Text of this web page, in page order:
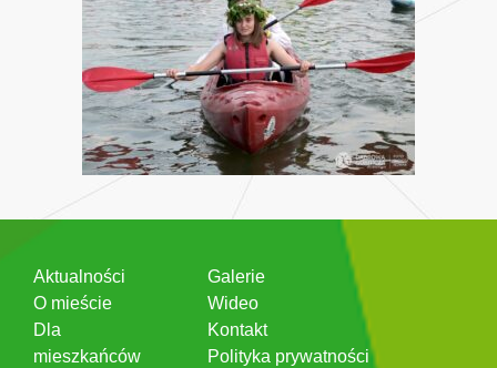
Aktualności
O mieście
Dla
mieszkańców
Galerie
Wideo
Kontakt
Polityka prywatności